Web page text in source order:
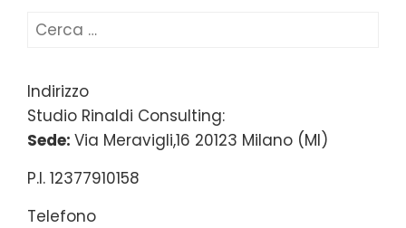
Ricerca
Indirizzo
Studio Rinaldi Consulting:
Sede: Via Meravigli,16 20123 Milano (MI)
P.I. 12377910158
Telefono